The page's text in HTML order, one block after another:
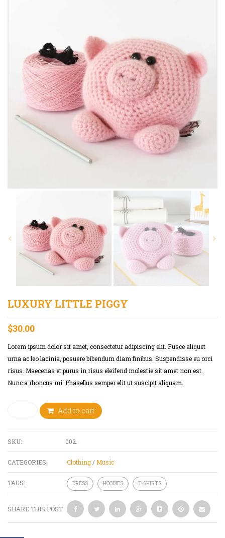
LUXURY LITTLE PIGGY
$30.00
Lorem ipsum dolor sit amet, consectetur adipiscing elit. Fusce aliquet
urna ac leo lacinia, posuere bibendum diam finibus. Suspendisse eu orci
risus. Maecenas et purus in risus eleifend molestie sit amet non est.
Nunc a rhoncus mi. Phasellus semper elit ut suscipit aliquam.
Add to cart
SKU: 002.
CATEGORIES: Clothing/ Music
TAGS: DRESS HOODIES T-SHIRTS
SHARE THIS POST